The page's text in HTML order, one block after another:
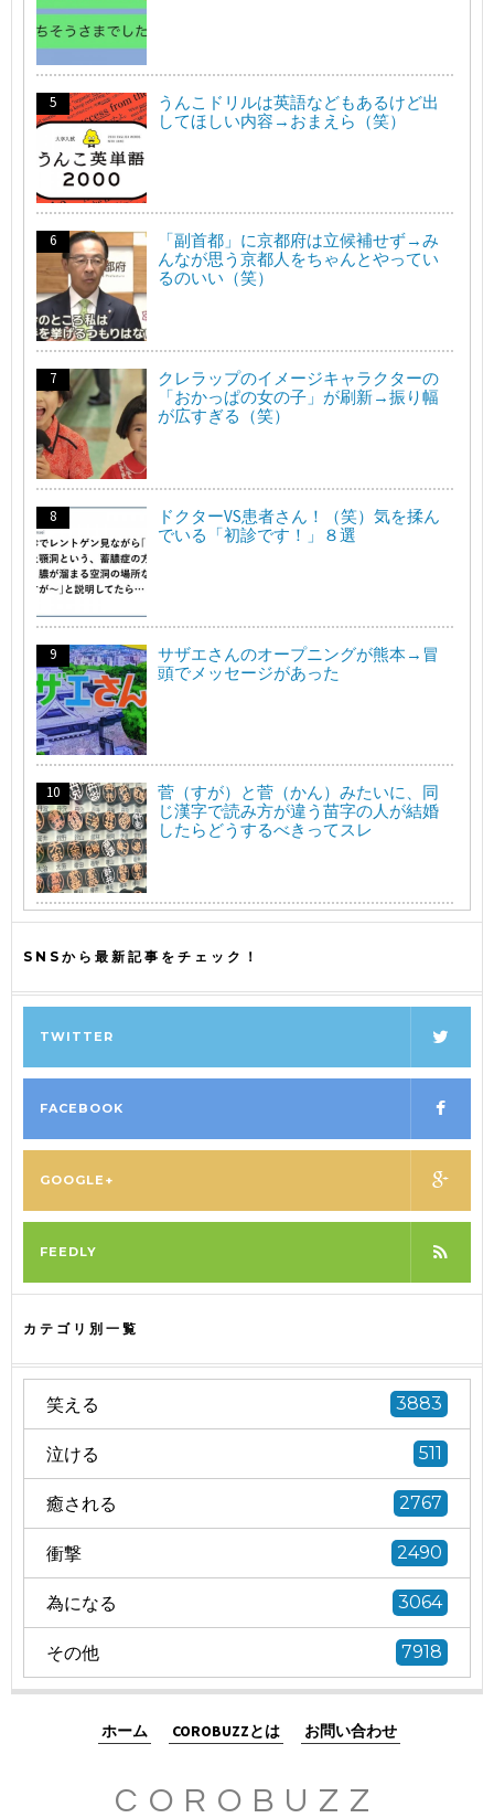
うんこドリルは英語などもあるけど出
してほしい内容→おまえら（笑）
「副首都」に京都府は立候補せず→み
んなが思う京都人をちゃんとやってい
るのいい（笑）
クレラップのイメージキャラクターの
「おかっぱの女の子」が刷新→振り幅
が広すぎる（笑）
ドクターVS患者さん！（笑）気を揉ん
でいる「初診です！」８選
サザエさんのオープニングが熊本→冒
頭でメッセージがあった
菅（すが）と菅（かん）みたいに、同
じ漢字で読み方が違う苗字の人が結婚
したらどうするべきってスレ
SNSから最新記事をチェック！
TWITTER
FACEBOOK
GOOGLE+
FEEDLY
カテゴリ別一覧
笑える 3883
泣ける 511
癒される 2767
衝撃 2490
為になる 3064
その他 7918
ホーム COROBUZZとは お問い合わせ
COROBUZZ